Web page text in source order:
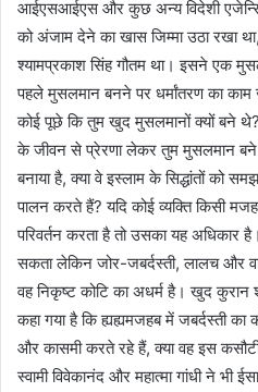
आईएसआईएस और कुछ अन्य विदेशी
को अंजाम देने का खास जिम्मा उठा रखा
श्यामप्रकाश सिंह गौतम था। इसने एक
पहले मुसलमान बनने पर धर्मांतरण का
कोई पूछे कि तुम खुद मुसलमानों क्यों बने थे?
के जीवन से प्रेरणा लेकर तुम मुसलमान
बनाया है, क्या वे इस्लाम के सिद्धांतों को
पालन करते हैं? यदि कोई व्यक्ति किसी
परिवर्तन करता है तो उसका यह अधिकार
सकता लेकिन जोर-जबर्दस्ती, लालच और
वह निकृष्ट कोटि का अधर्म है। खुद
कहा गया है कि ह्यह्यमजहब में जबर्दस्ती का
और कासमी करते रहे हैं, क्या वह इस कसौटी
स्वामी विवेकानंद और महात्मा गांधी ने भी